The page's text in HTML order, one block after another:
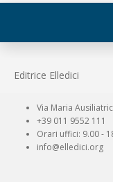
Editrice Elledici
Via Maria
+39 011 9552 111
Orari uffici: 9.00 -
info@elledici.org